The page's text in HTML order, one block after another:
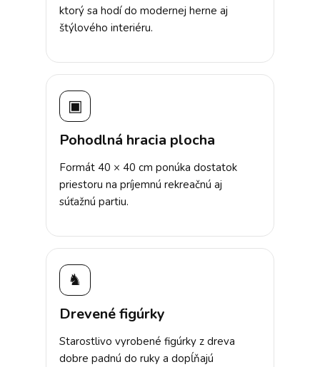
ktorý sa hodí do modernej herne aj
štýlového interiéru.
▣
Pohodlná hracia plocha
Formát 40 × 40 cm ponúka dostatok
priestoru na príjemnú rekreačnú aj
súťažnú partiu.
♞
Drevené figúrky
Starostlivo vyrobené figúrky z dreva
dobre padnú do ruky a dopĺňajú